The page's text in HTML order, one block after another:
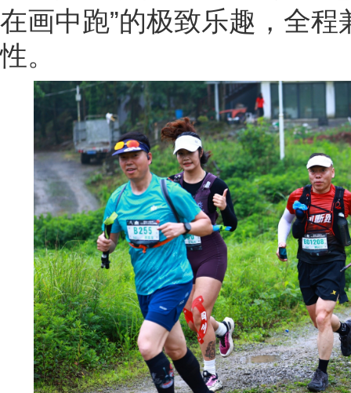
在画中跑”的极致乐趣，全
性。